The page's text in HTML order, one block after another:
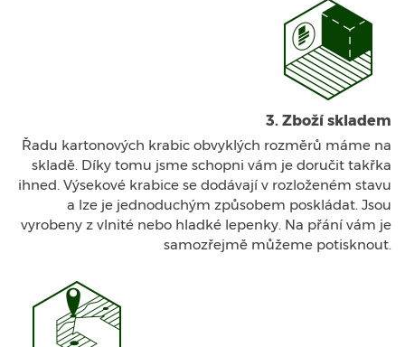
3. Zboží skladem
Řadu kartonových krabic obvyklých rozměrů máme na
skladě. Díky tomu jsme schopni vám je doručit takřka
ihned. Výsekové krabice se dodávají v rozloženém stavu
a lze je jednoduchým způsobem poskládat. Jsou
vyrobeny z vlnité nebo hladké lepenky. Na přání vám je
samozřejmě můžeme potisknout.